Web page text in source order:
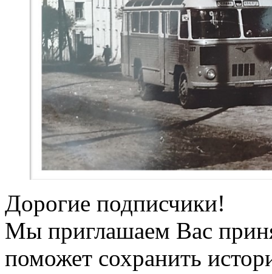
Дорогие подписчики!
Мы приглашаем Вас
поможет сохранить